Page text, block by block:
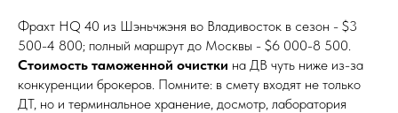
Фрахт HQ 40 из Шэньчжэня во Владивосток в сезон - $3
500-4 800; полный маршрут до Москвы - $6 000-8 500.
Стоимость таможенной очистки на ДВ чуть ниже из-за
конкуренции брокеров. Помните: в смету входят не только
ДТ, но и терминальное хранение, досмотр, лаборатория